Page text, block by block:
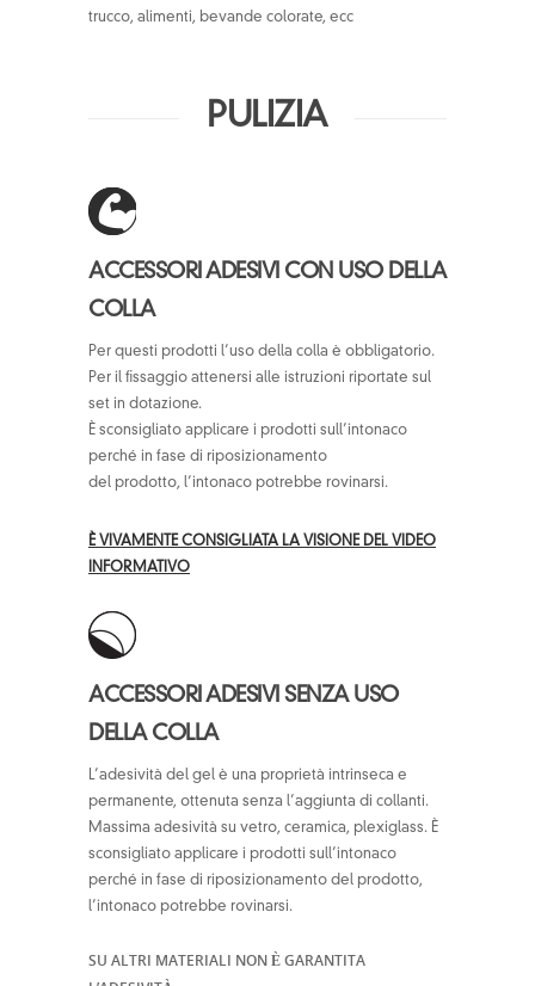
trucco, alimenti, bevande colorate, ecc
PULIZIA
ACCESSORI ADESIVI CON USO DELLA
COLLA
Per questi prodotti l’uso della colla è obbligatorio.
Per il fissaggio attenersi alle istruzioni riportate sul
set in dotazione.
È sconsigliato applicare i prodotti sull’intonaco
perché in fase di riposizionamento
del prodotto, l’intonaco potrebbe rovinarsi.
È VIVAMENTE CONSIGLIATA LA VISIONE DEL VIDEO
INFORMATIVO
ACCESSORI ADESIVI SENZA USO
DELLA COLLA
L’adesività del gel è una proprietà intrinseca e
permanente, ottenuta senza l’aggiunta di collanti.
Massima adesività su vetro, ceramica, plexiglass. È
sconsigliato applicare i prodotti sull’intonaco
perché in fase di riposizionamento del prodotto,
l’intonaco potrebbe rovinarsi.
SU ALTRI MATERIALI NON È GARANTITA